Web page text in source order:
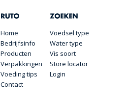
Home
Bedrijfsinfo
Producten
Verpakkingen
Voeding tips
Contact
Voedsel type
Water type
Vis soort
Store locator
Login